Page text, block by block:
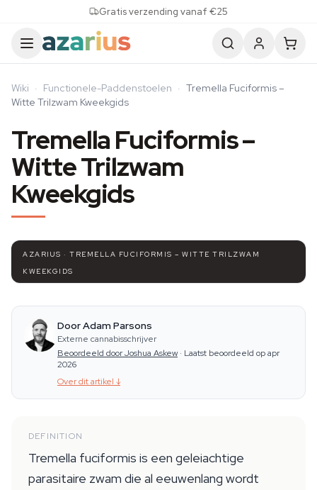
Gratis verzending vanaf €25
Wiki · Functionele-Paddenstoelen · Tremella Fuciformis –
Witte Trilzwam Kweekgids
Tremella Fuciformis –
Witte Trilzwam
Kweekgids
AZARIUS · TREMELLA FUCIFORMIS – WITTE TRILZWAM
KWEEKGIDS
Door Adam Parsons
Externe cannabisschrijver
Beoordeeld door Joshua Askew · Laatst beoordeeld op apr
2026
Over dit artikel ↓
DEFINITION
Tremella fuciformis is een geleiachtige
parasitaire zwam die al eeuwenlang wordt